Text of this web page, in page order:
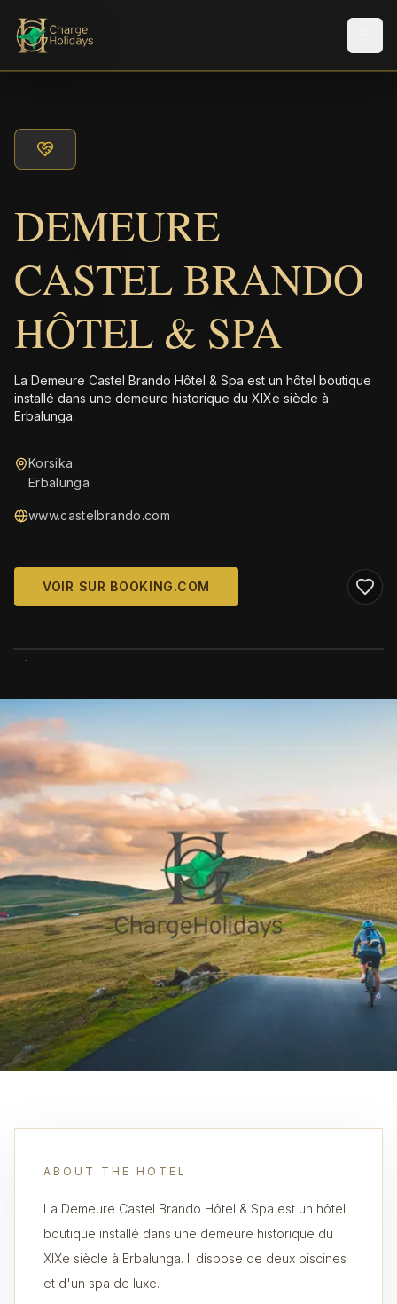
DEMEURE
CASTEL BRANDO
HÔTEL & SPA
La Demeure Castel Brando Hôtel & Spa est un hôtel boutique
installé dans une demeure historique du XIXe siècle à
Erbalunga.
Korsika
Erbalunga
www.castelbrando.com
VOIR SUR BOOKING.COM
ABOUT THE HOTEL
La Demeure Castel Brando Hôtel & Spa est un hôtel
boutique installé dans une demeure historique du
XIXe siècle à Erbalunga. Il dispose de deux piscines
et d'un spa de luxe.